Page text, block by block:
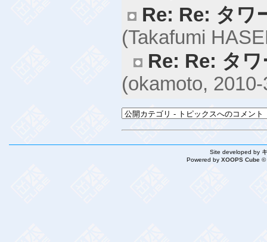
Re: Re: タワ
(Takafumi
Re: Re: タ
(okamoto,
Site developed by
Powered by XOOPS Cube ©